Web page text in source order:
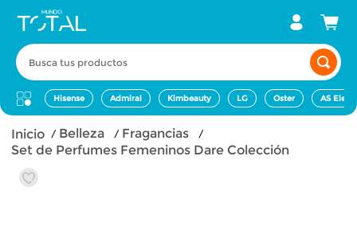
Busca tus productos
Hisense Admiral Kimbeauty LG Oster AS
belleza
fragancias
Set de Perfumes Femeninos Dare Colección